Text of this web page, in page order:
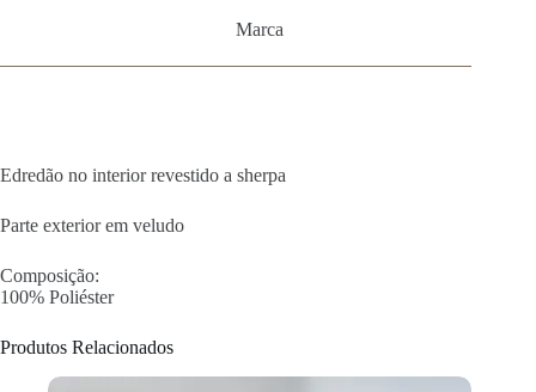
Marca
Edredão no interior revestido a sherpa
Parte exterior em veludo
Composição:
100% Poliéster
Produtos Relacionados